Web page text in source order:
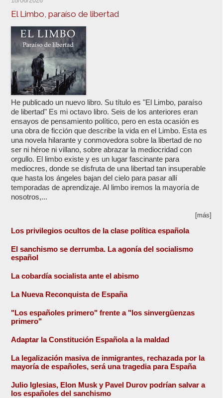
El Limbo, paraíso de libertad
He publicado un nuevo libro. Su título es "El Limbo, paraíso
de libertad" Es mi octavo libro. Seis de los anteriores eran
ensayos de pensamiento político, pero en esta ocasión es
una obra de ficción que describe la vida en el Limbo. Esta es
una novela hilarante y conmovedora sobre la libertad de no
ser ni héroe ni villano, sobre abrazar la mediocridad con
orgullo. El limbo existe y es un lugar fascinante para
mediocres, donde se disfruta de una libertad tan insuperable
que hasta los ángeles bajan del cielo para pasar allí
temporadas de aprendizaje. Al limbo iremos la mayoría de
nosotros,...
[más]
Los privilegios ocultos de la clase política española
El sanchismo se derrumba. La agonía del socialismo
español
La cobardía socialista ante el abismo
La Nueva Reconquista de España
"Los españoles primero" frente a "los sinvergüenzas
primero"
Adaptar la Constitución Española a la maldad
La legalización masiva de inmigrantes, rechazada por la
mayoría de españoles, será una tragedia para España
Julio Iglesias, Elon Musk y Pavel Durov podrían salvar a
los españoles del sanchismo